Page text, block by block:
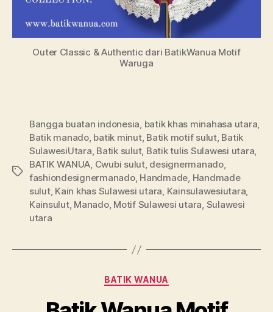
Outer Classic & Authentic dari BatikWanua Motif
Waruga
Tags
Bangga buatan indonesia, batik khas minahasa utara,
Batik manado, batik minut, Batik motif sulut, Batik
SulawesiUtara, Batik sulut, Batik tulis Sulawesi utara,
BATIK WANUA, Cwubi sulut, designermanado,
fashiondesignermanado, Handmade, Handmade
sulut, Kain khas Sulawesi utara, Kainsulawesiutara,
Kainsulut, Manado, Motif Sulawesi utara, Sulawesi
utara
Categories
BATIK WANUA